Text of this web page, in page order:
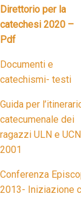
Direttorio per la
catechesi 2020 –
Pdf
Documenti e
catechismi- testi
Guida per
catecumenale dei
ragazzi ULN e UCN
2001
Conferenza
2013- Iniziazione